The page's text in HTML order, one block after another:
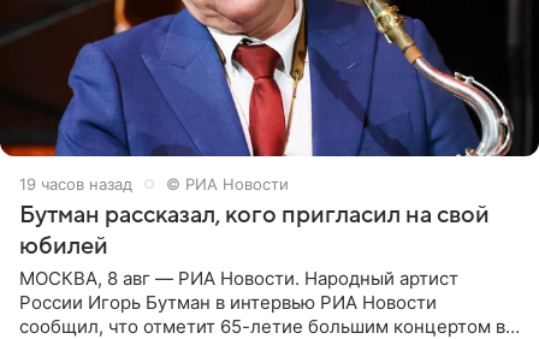
19 часов назад © РИА Новости
Бутман рассказал, кого пригласил на свой
юбилей
МОСКВА, 8 авг — РИА Новости. Народный артист
России Игорь Бутман в интервью РИА Новости
сообщил, что отметит 65-летие большим концертом в